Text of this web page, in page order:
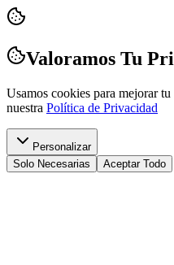
Valoramos Tu
Usamos cookies para mejorar
nuestra Política de Privacidad
Personalizar
Solo Necesarias
Aceptar Todo